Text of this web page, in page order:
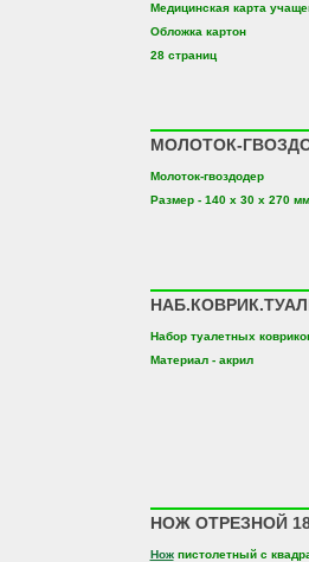
Медицинская карта
Обложка картон
28 страниц
МОЛОТОК-
Молоток-гвоздодер
Размер - 140 х 30 х 270 мм
Набор туалетных
Материал - акрил
НОЖ ОТРЕЗНОЙ
Ножпистолетный с